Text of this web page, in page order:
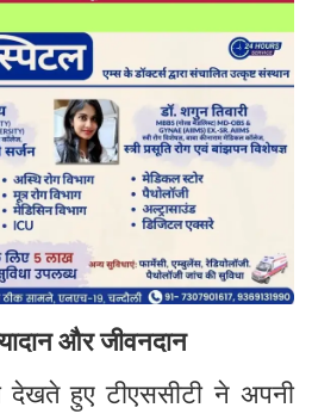
और जीवनदान
देखते हुए टीएससीटी ने अपनी